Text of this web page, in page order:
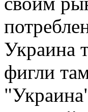
Украина
фигли